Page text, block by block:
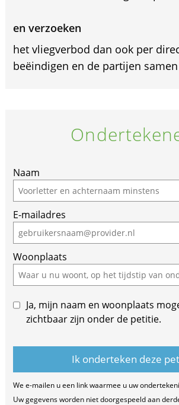
en verzoeken
het vliegverbod dan ook per
beëindigen en de partijen
Naam
E-mailadres
Woonplaats
Ja, mijn naam en woonplaats
zichtbaar zijn onder de petitie.
We e-mailen u een link waarmee u uw
Uw gegevens worden niet doorgespeeld aan